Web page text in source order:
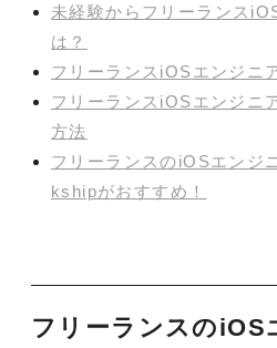
未経験からフリーランス
は？
フリーランスiOSエンジニ
フリーランスiOSエンジニ
方法
フリーランスのiOSエンジ
kshipがおすすめ！
フリーランスのiOS